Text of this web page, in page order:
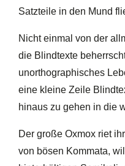
Satzteile in den Mund
Nicht einmal von der
die Blindtexte
unorthographisches
eine kleine Zeile
hinaus zu gehen in die
Der große Oxmox riet
von bösen Kommata,